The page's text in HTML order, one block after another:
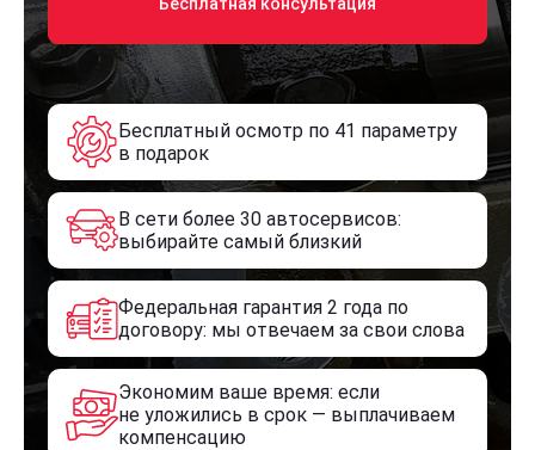
Бесплатный осмотр по 41 параметру
в подарок
В сети более 30 автосервисов:
выбирайте самый близкий
Федеральная гарантия 2 года по
договору: мы отвечаем за свои слова
Экономим ваше время: если
не уложились в срок — выплачиваем
компенсацию